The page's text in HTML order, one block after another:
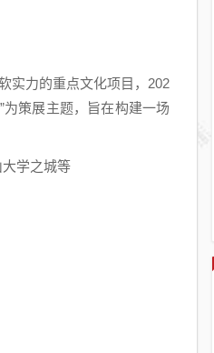
实力的重点文化项目，202
策展主题，旨在构建一场
学之城等